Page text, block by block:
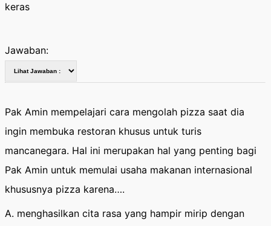
keras
Jawaban:
Pak Amin mempelajari cara mengolah pizza saat dia
ingin membuka restoran khusus untuk turis
mancanegara. Hal ini merupakan hal yang penting bagi
Pak Amin untuk memulai usaha makanan internasional
khususnya pizza karena….
A. menghasilkan cita rasa yang hampir mirip dengan